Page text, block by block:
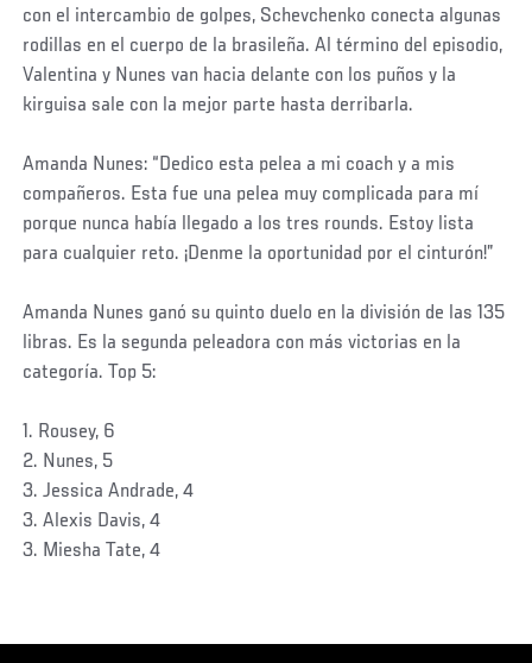
con el intercambio de golpes, Schevchenko conecta algunas
rodillas en el cuerpo de la brasileña. Al término del episodio,
Valentina y Nunes van hacia delante con los puños y la
kirguisa sale con la mejor parte hasta derribarla.
Amanda Nunes: “Dedico esta pelea a mi coach y a mis
compañeros. Esta fue una pelea muy complicada para mí
porque nunca había llegado a los tres rounds. Estoy lista
para cualquier reto. ¡Denme la oportunidad por el cinturón!”
Amanda Nunes ganó su quinto duelo en la división de las 135
libras. Es la segunda peleadora con más victorias en la
categoría. Top 5:
1. Rousey, 6
2. Nunes, 5
3. Jessica Andrade, 4
3. Alexis Davis, 4
3. Miesha Tate, 4